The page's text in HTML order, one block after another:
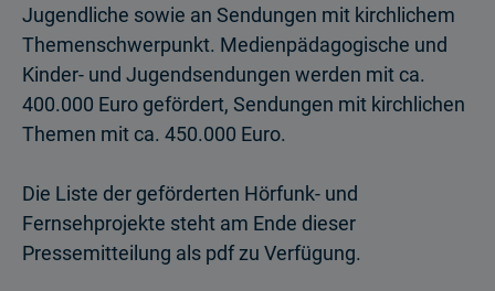
Jugendliche sowie an Sendungen mit kirchlichem
Themenschwerpunkt. Medienpädagogische und
Kinder- und Jugendsendungen werden mit ca.
400.000 Euro gefördert, Sendungen mit kirchlichen
Themen mit ca. 450.000 Euro.
Die Liste der geförderten Hörfunk- und
Fernsehprojekte steht am Ende dieser
Pressemitteilung als pdf zu Verfügung.